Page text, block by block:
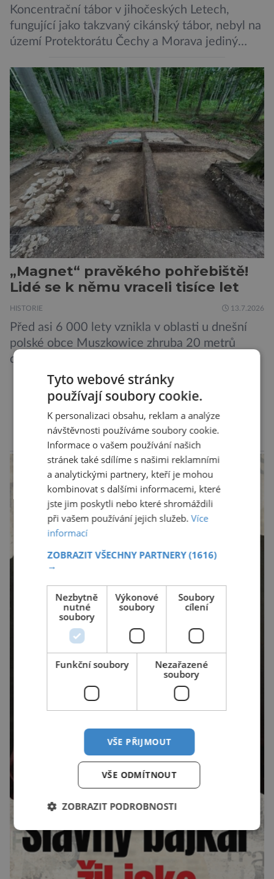
Koncentrační tábor v jihočeských Letech,
fungující jako takzvaný cikánský tábor, nebyl na
území Protektorátu Čechy a Morava jediný
v Hodoníně u Kunštátu. Jeho pozůstatky byly
nedávno odkrývány archeology. Někteří z asi
1400 Romů a Sintů, kteří byli v táboře
internováni, v něm vydechli naposledy. Jiné
čekal transport do […]
„Magnet“ pravěkého pohřebiště!
Lidé se k němu vraceli tisíce let
HISTORIE 13.7.2026
Před asi 6 000 lety vznikla v oblasti u dnešní
polské obce Muszkowice zhruba 20 metrů
dlouhá mohyla. Podle všeho bylo místo
vnímáno jako posvátné tisíce let. Experti tak
soudí z dalších, o dost mladších kruhových
mohyl, které se nacházejí v ose té starší. Na
archeologických pracích se podíleli experti ze
Západočeské univerzity v Plzni, […]
DALŠÍ ČLÁNKY ›
reklama
Tyto webové stránky
používají soubory cookie.
K personalizaci obsahu, reklam a analýze
návštěvnosti používáme soubory cookie.
Informace o vašem používání našich
stránek také sdílíme s našimi reklamními
a analytickými partnery, kteří je mohou
kombinovat s dalšími informacemi, které
jste jim poskytli nebo které shromáždili
při vašem používání jejich služeb.Více
informací
ZOBRAZIT VŠECHNY PARTNERY(1616)
→
Nezbytně
nutné
soubory
Výkonové
soubory
Soubory
cílení
Funkční soubory
Nezařazené
soubory
VŠE PŘIJMOUT
VŠE ODMÍTNOUT
ZOBRAZIT PODROBNOSTI